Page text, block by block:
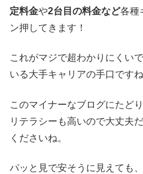
定料金や2台目の料金など各種
ン押してきます！
これがマジで超わかりにくい
いる大手キャリアの手口ですね
このマイナーなブログにたど
リテラシーも高いので大丈夫
くださいね。
パッと見で安そうに見えても